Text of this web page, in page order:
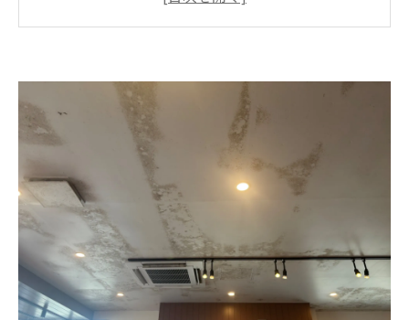
リスク① 「この店、大丈夫？」お客様の信頼が
リスク③ 保健所からの指導・最悪は営業停止の
リスク④ 天井・壁・建物そのものの傷みが進む
🏚
リスク⑤ 「とりあえず塗って隠す」が一番危な
いパターン🎨
自分たちでゴシゴシ掃除…実は逆効果なことも